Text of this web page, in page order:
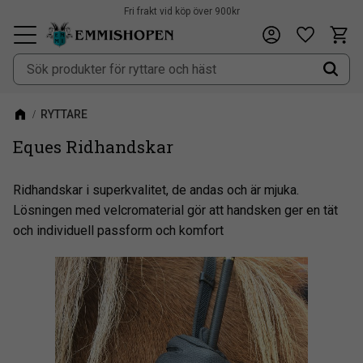
Meny
Fri frakt vid köp över 900kr
RYTTARE
Eques Ridhandskar
Ridhandskar i superkvalitet, de andas och är mjuka.
Lösningen med velcromaterial gör att handsken ger en tät
och individuell passform och komfort